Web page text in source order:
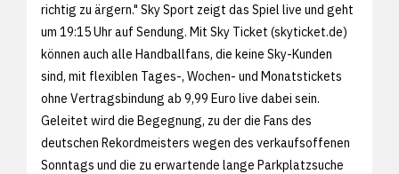
richtig zu ärgern." Sky Sport zeigt das Spiel live und geht
um 19:15 Uhr auf Sendung. Mit Sky Ticket (skyticket.de)
können auch alle Handballfans, die keine Sky-Kunden
sind, mit flexiblen Tages-, Wochen- und Monatstickets
ohne Vertragsbindung ab 9,99 Euro live dabei sein.
Geleitet wird die Begegnung, zu der die Fans des
deutschen Rekordmeisters wegen des verkaufsoffenen
Sonntags und die zu erwartende lange Parkplatzsuche